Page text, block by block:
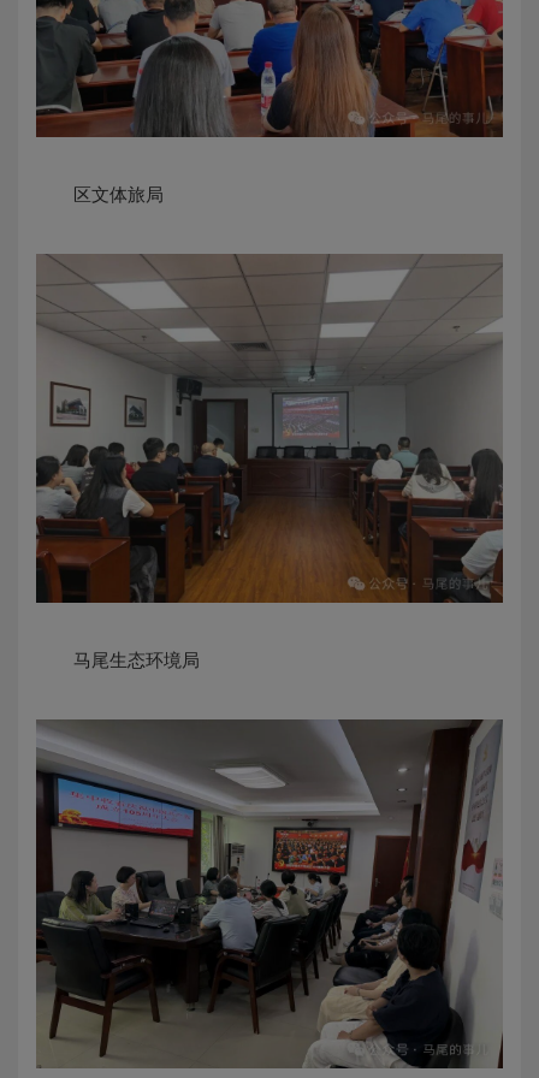
区文体旅局
马尾生态环境局